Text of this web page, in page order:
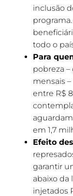
inclusão
todo o
Para
pobreza
mensais
entre R$
em 1,7
Efeito
garantir
abaixo da
injetados